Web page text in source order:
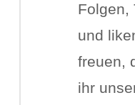
Folgen,
und
freuen,
ihr